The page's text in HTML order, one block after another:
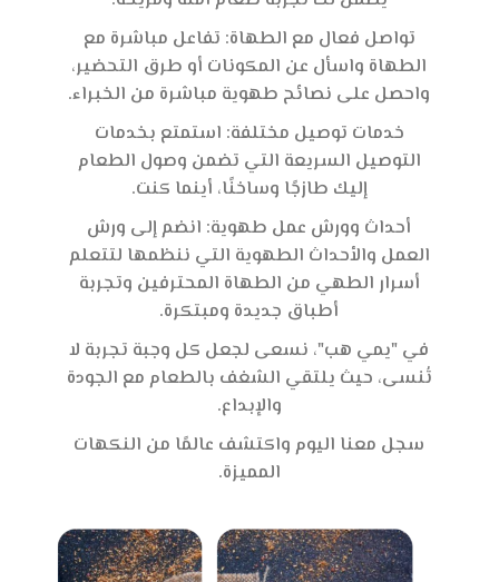
تواصل فعال مع الطهاة: تفاعل مباشرة مع
الطهاة واسأل عن المكونات أو طرق التحضير،
واحصل على نصائح طهوية مباشرة من الخبراء.
خدمات توصيل مختلفة: استمتع بخدمات
التوصيل السريعة التي تضمن وصول الطعام
إليك طازجًا وساخنًا، أينما كنت.
أحداث وورش عمل طهوية: انضم إلى ورش
العمل والأحداث الطهوية التي ننظمها لتتعلم
أسرار الطهي من الطهاة المحترفين وتجربة
أطباق جديدة ومبتكرة.
في "يمي هب"، نسعى لجعل كل وجبة تجربة لا
تُنسى، حيث يلتقي الشغف بالطعام مع الجودة
والإبداع.
سجل معنا اليوم واكتشف عالمًا من النكهات
المميزة.